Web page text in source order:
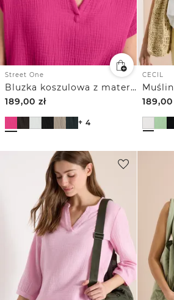
Street One
Bluzka koszulowa z materiału muślinowego
189,00 zł
+ 4
CECIL
189,00